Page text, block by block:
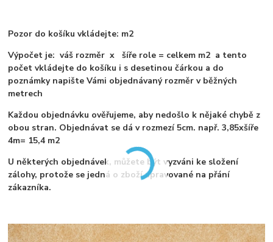
Pozor do košíku vkládejte: m2
Výpočet je: váš rozměr x šíře role = celkem m2 a tento
počet vkládejte do košíku i s desetinou čárkou a do
poznámky napište Vámi objednávaný rozměr v běžných
metrech
Každou objednávku ověřujeme, aby nedošlo k nějaké chybě z
obou stran. Objednávat se dá v rozmezí 5cm. např. 3,85xšíře
4m= 15,4 m2
U některých objednávek, můžete být vyzváni ke složení
zálohy, protože se jedná o zboží upravované na přání
zákazníka.